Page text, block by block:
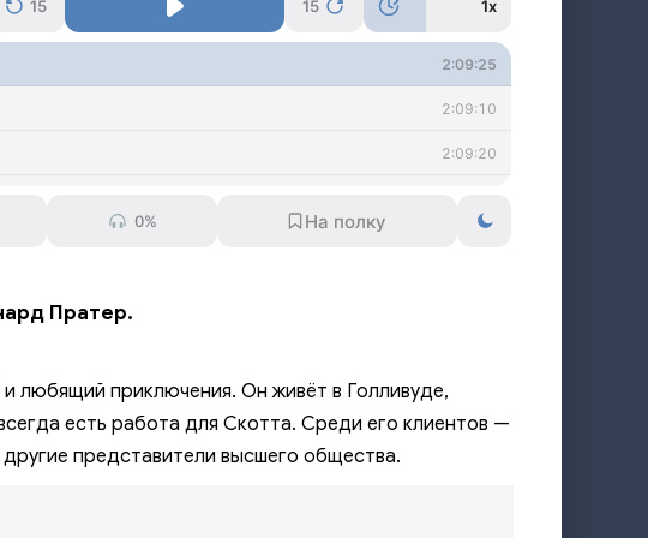
15 15 1x
2:09:25
2:09:10
2:09:20
0%
Пратер.
любящий приключения. Он живёт в Голливуде,
есть работа для Скотта. Среди его клиентов —
представители высшего общества.